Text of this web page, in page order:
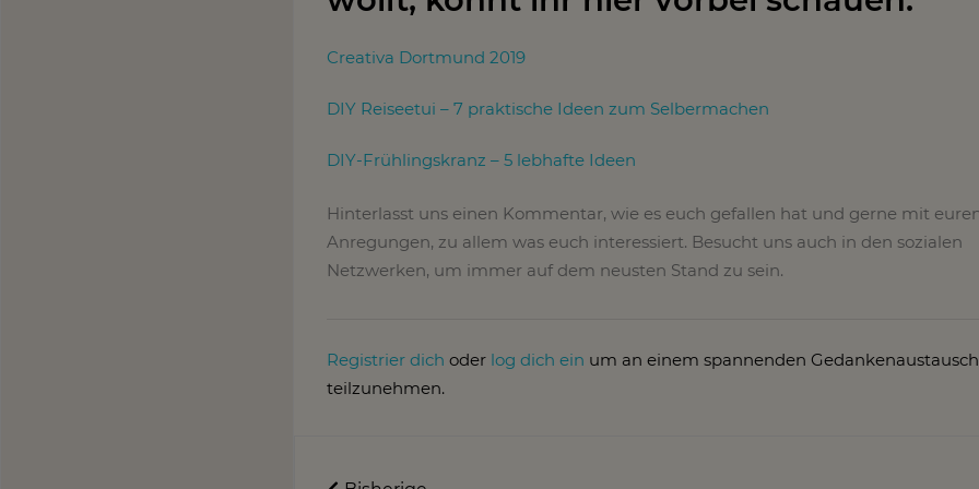
Creativa Dortmund 2019
DIY Reiseetui – 7 praktische Ideen zum Selbermachen
DIY-Frühlingskranz – 5 lebhafte Ideen
Hinterlasst uns einen Kommentar, wie es euch gefallen hat und gerne mit
Anregungen, zu allem was euch interessiert. Besucht uns auch in den sozialen
Netzwerken, um immer auf dem neusten Stand zu sein.
Registrier dich oder log dich ein um an einem spannenden Gedankenaustausch
teilzunehmen.